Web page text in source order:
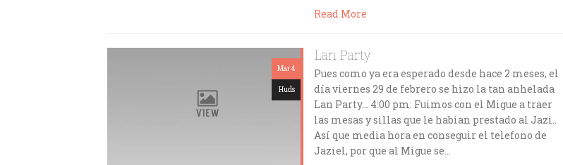
Read More
Mar 4
Huds
Lan Party
Pues como ya era esperado desde hace 2 meses, el
día viernes 29 de febrero se hizo la tan anhelada
Lan Party… 4:00 pm: Fuimos con el Migue a traer
las mesas y sillas que le habian prestado al Jazi..
Así que media hora en conseguir el telefono de
Jaziel, por que al Migue se…